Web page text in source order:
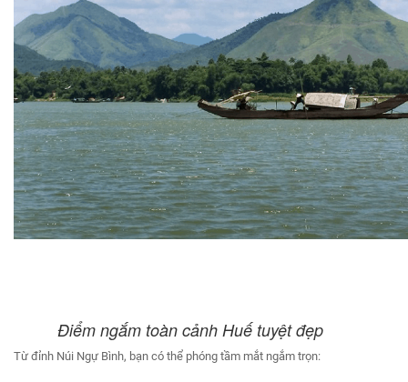
Điểm ngắm toàn cảnh Huế tuyệt đẹp
Từ đỉnh Núi Ngự Bình, bạn có thể phóng tầm mắt ngắm trọn: